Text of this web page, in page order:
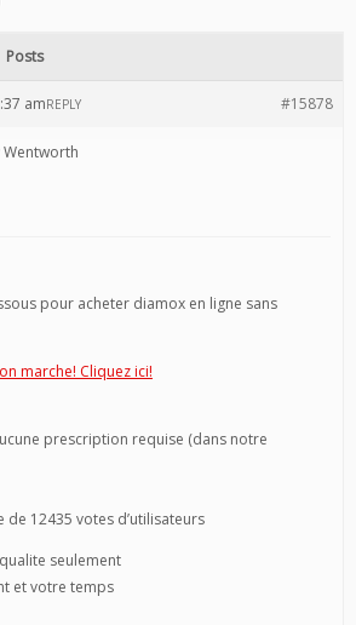
Posts
am #15878
REPLY
pour acheter diamox en ligne sans
marche! Cliquez ici!
prescription requise (dans notre
de 12435 votes d’utilisateurs
seulement
et votre temps